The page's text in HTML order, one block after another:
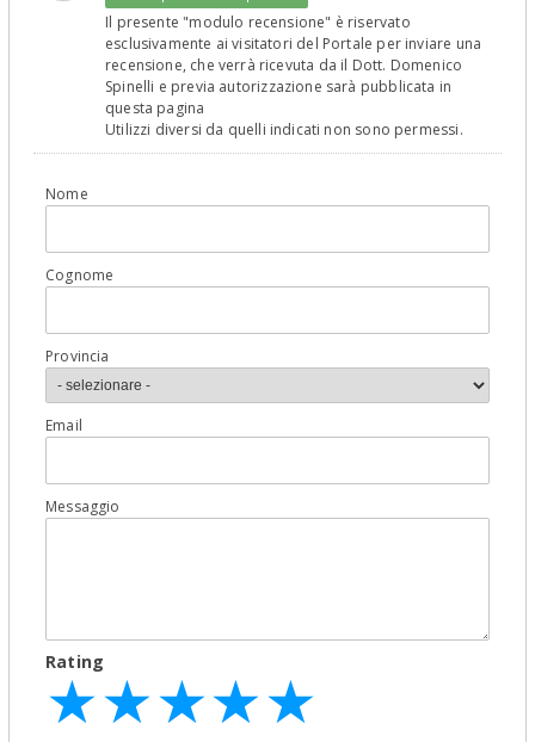
Il presente "modulo recensione" è riservato
esclusivamente ai visitatori del Portale per inviare una
recensione, che verrà ricevuta da il Dott. Domenico
Spinelli e previa autorizzazione sarà pubblicata in
questa pagina
Utilizzi diversi da quelli indicati non sono permessi.
Nome
Cognome
Provincia
Email
Messaggio
Rating
★
★★
★★★
★★★★
★★★★★